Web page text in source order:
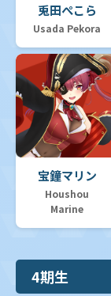
兎田ぺこら
Usada Pekora
宝鐘マリン
Houshou
Marine
4期生